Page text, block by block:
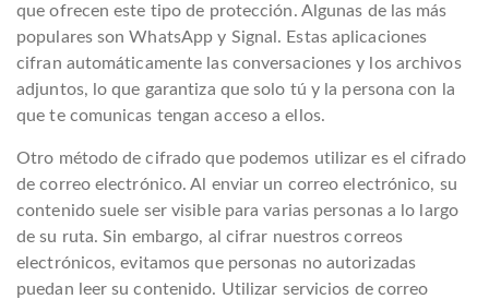
que ofrecen este tipo de protección. Algunas de las más
populares son WhatsApp y Signal. Estas aplicaciones
cifran automáticamente las conversaciones y los archivos
adjuntos, lo que garantiza que solo tú y la persona con la
que te comunicas tengan acceso a ellos.
Otro método de cifrado que podemos utilizar es el cifrado
de correo electrónico. Al enviar un correo electrónico, su
contenido suele ser visible para varias personas a lo largo
de su ruta. Sin embargo, al cifrar nuestros correos
electrónicos, evitamos que personas no autorizadas
puedan leer su contenido. Utilizar servicios de correo